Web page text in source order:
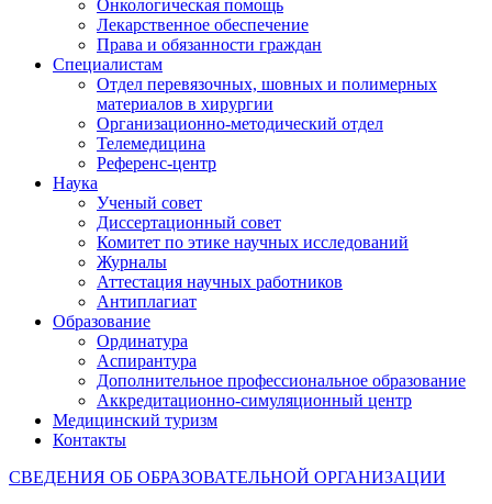
Онкологическая помощь
Лекарственное обеспечение
Права и обязанности граждан
Специалистам
Отдел перевязочных, шовных и полимерных
материалов в хирургии
Организационно-методический отдел
Телемедицина
Референс-центр
Наука
Ученый совет
Диссертационный совет
Комитет по этике научных исследований
Журналы
Аттестация научных работников
Антиплагиат
Образование
Ординатура
Аспирантура
Дополнительное профессиональное образование
Аккредитационно-симуляционный центр
Медицинский туризм
Контакты
СВЕДЕНИЯ ОБ ОБРАЗОВАТЕЛЬНОЙ ОРГАНИЗАЦИИ